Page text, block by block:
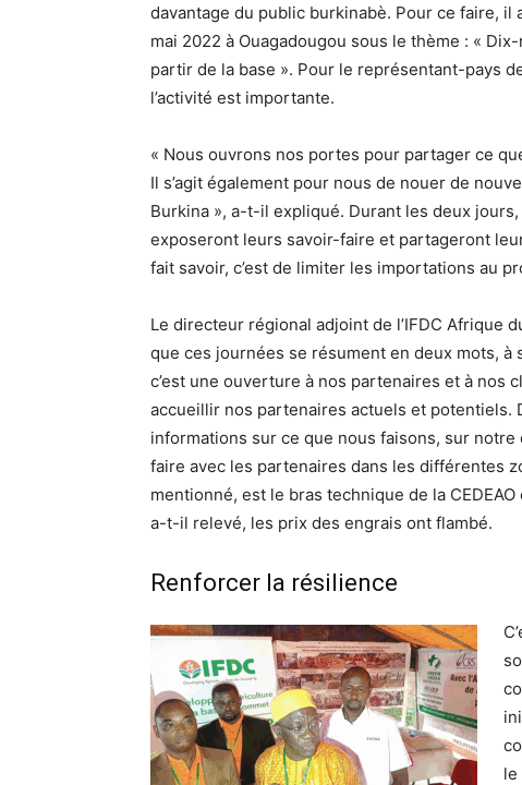
davantage du public burkinabè. Pour ce faire,
mai 2022 à Ouagadougou sous le thème : «
partir de la base ». Pour le représentant-pays
l’activité est importante.
« Nous ouvrons nos portes pour partager ce
Il s’agit également pour nous de nouer de
Burkina », a-t-il expliqué. Durant les deux
exposeront leurs savoir-faire et partageront
fait savoir, c’est de limiter les importations au
Le directeur régional adjoint de l’IFDC Afrique
que ces journées se résument en deux mots,
c’est une ouverture à nos partenaires et à
accueillir nos partenaires actuels et potentiels.
informations sur ce que nous faisons, sur
faire avec les partenaires dans les différentes
mentionné, est le bras technique de la
a-t-il relevé, les prix des engrais ont flambé.
Renforcer la résilience
le